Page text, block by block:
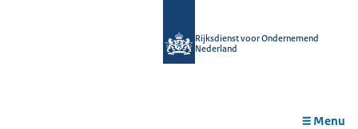
Rijksdienst voor Ondernemend
Nederland
Menu